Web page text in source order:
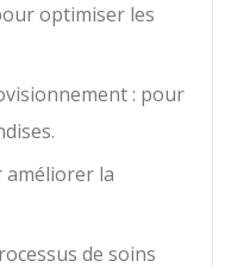
optimiser les
: pour
améliorer la
de soins